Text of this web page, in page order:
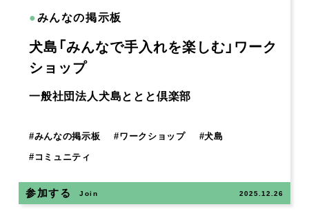
●みんなの掲示板
犬島「みんなで手入れを楽しむ」ワーク
ショップ
一般社団法人犬島ととと倶楽部
#みんなの掲示板 #ワークショップ #犬島
#コミュニティ
参加する Join 2025.12.26